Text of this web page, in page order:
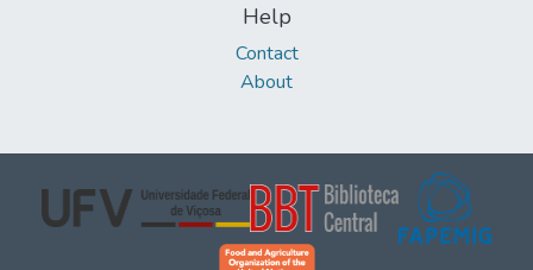
Help
Contact
About